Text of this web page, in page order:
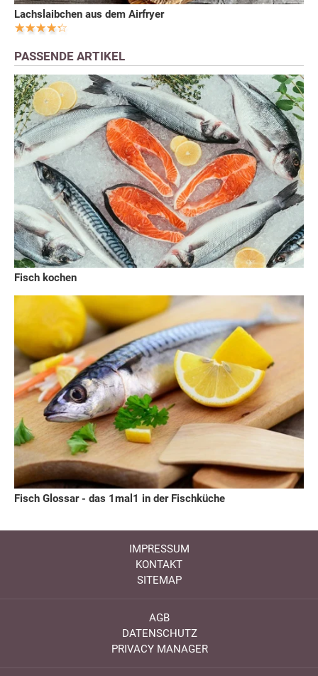
Lachslaibchen aus dem Airfryer
PASSENDE ARTIKEL
Fisch kochen
Fisch Glossar - das 1mal1 in der Fischküche
IMPRESSUM
KONTAKT
SITEMAP
AGB
DATENSCHUTZ
PRIVACY MANAGER